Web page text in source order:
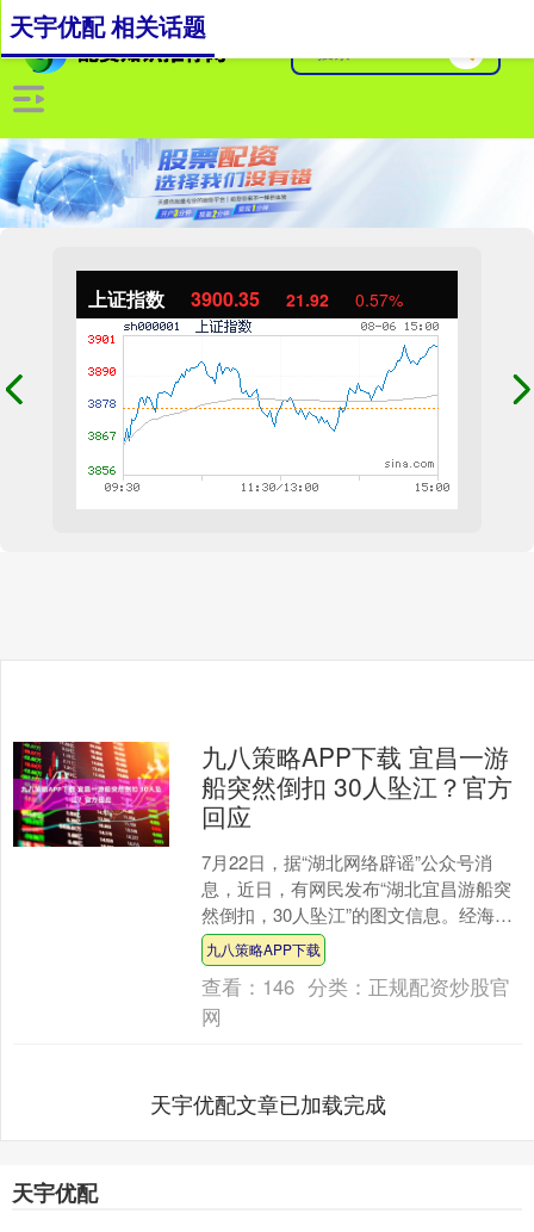
上证指数 3900.35 21.92 0.57%
天宇优配 相关话题
九八策略APP下载 宜昌一游
船突然倒扣 30人坠江？官方
回应
7月22日，据“湖北网络辟谣”公众号消
息，近日，有网民发布“湖北宜昌游船突
然倒扣，30人坠江”的图文信息。经海事
部门核实，网传信息系谣言。 经查，辖
区未发生类似....
九八策略APP下载
查看： 146 分类： 正规配资炒股官
网
天宇优配文章已加载完成
天宇优配